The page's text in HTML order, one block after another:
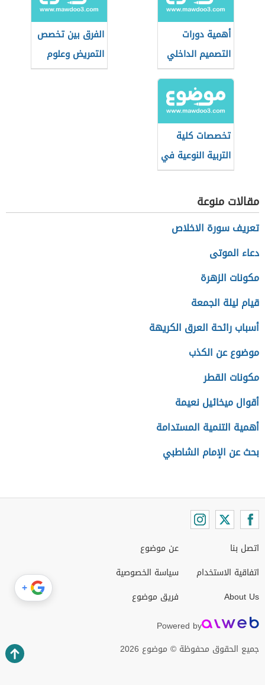
أهمية دورات
التصميم الداخلي
في التطور
الوظيفي
الفرق بين تخصص
التمريض وعلوم
التمريض
تخصصات كلية
التربية النوعية في
جامعة حلوان
مقالات منوعة
تعريف سورة الاخلاص
دعاء الموتى
مكونات الزهرة
قيام ليلة الجمعة
أسباب رائحة العرق الكريهة
موضوع عن الكذب
مكونات القطر
أقوال ميخائيل نعيمة
أهمية التنمية المستدامة
بحث عن الإمام الشاطبي
اتصل بنا
اتفاقية الاستخدام
About Us
عن موضوع
سياسة الخصوصية
فريق موضوع
Powered by
جميع الحقوق محفوظة © موضوع 2026
+